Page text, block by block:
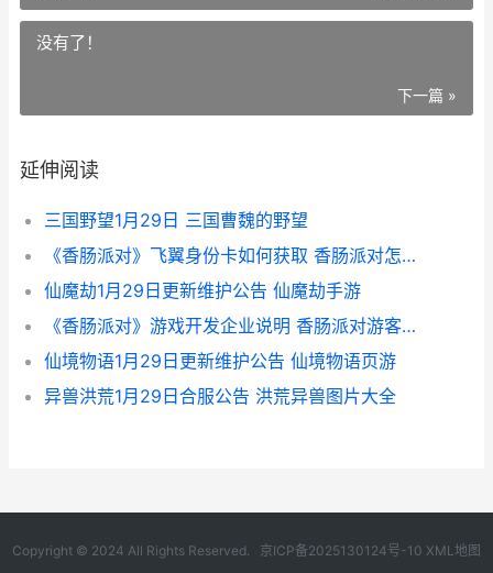
没有了！
下一篇 »
延伸阅读
三国野望1月29日 三国曹魏的野望
《香肠派对》飞翼身份卡如何获取 香肠派对怎么获得飞碟?
仙魔劫1月29日更新维护公告 仙魔劫手游
《香肠派对》游戏开发企业说明 香肠派对游客登录的号不见了怎么办
仙境物语1月29日更新维护公告 仙境物语页游
异兽洪荒1月29日合服公告 洪荒异兽图片大全
Copyright © 2024 All Rights Reserved. 京ICP备2025130124号-10 XML地图